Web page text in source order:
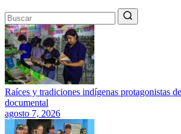
Raíces y tradiciones indígenas protagonistas
documental
agosto 7, 2026